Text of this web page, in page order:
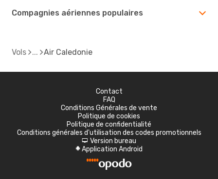
Compagnies aériennes populaires
Vols Air Caledonie
Contact
FAQ
Conditions Générales de vente
Politique de cookies
Politique de confidentialité
Conditions générales d'utilisation des codes promotionnels
d Version bureau
A Application Android